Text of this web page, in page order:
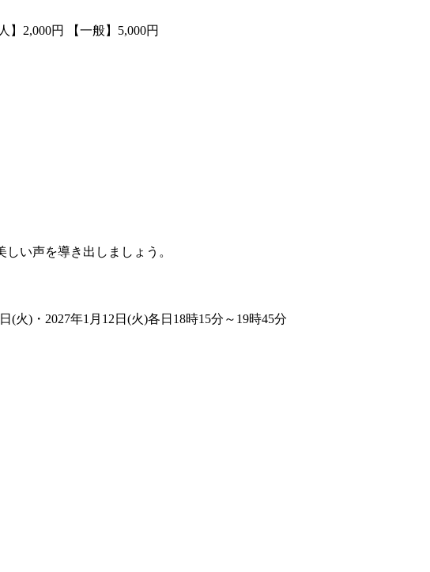
】2,000円 【一般】5,000円
い声を導き出しましょう。
(火) ・2027年1月12日(火)各日18時15分～19時45分